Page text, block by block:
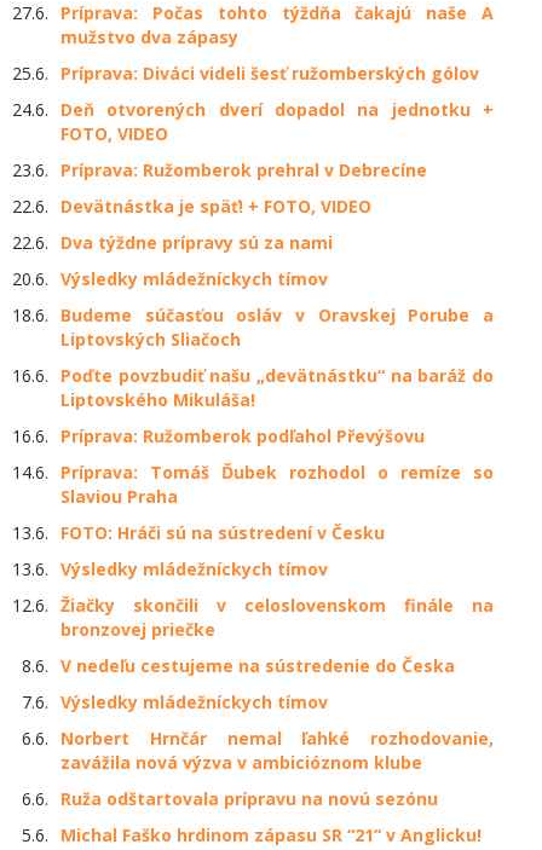
27.6.
Príprava: Počas tohto týždňa čakajú naše A
mužstvo dva zápasy
25.6.
Príprava: Diváci videli šesť ružomberských gólov
24.6.
Deň otvorených dverí dopadol na jednotku +
FOTO, VIDEO
23.6.
Príprava: Ružomberok prehral v Debrecíne
22.6.
Devätnástka je späť! + FOTO, VIDEO
22.6.
Dva týždne prípravy sú za nami
20.6. Výsledky mládežníckych tímov
18.6.
Budeme súčasťou osláv v Oravskej Porube a
Liptovských Sliačoch
16.6.
Poďte povzbudiť našu „devätnástku“ na baráž do
Liptovského Mikuláša!
16.6.
Príprava: Ružomberok podľahol Převýšovu
14.6.
Príprava: Tomáš Ďubek rozhodol o remíze so
Slaviou Praha
13.6.
FOTO: Hráči sú na sústredení v Česku
13.6. Výsledky mládežníckych tímov
12.6. Žiačky skončili v celoslovenskom finále na
bronzovej priečke
8.6. V nedeľu cestujeme na sústredenie do Česka
7.6. Výsledky mládežníckych tímov
6.6.
Norbert Hrnčár nemal ľahké rozhodovanie,
zavážila nová výzva v ambicióznom klube
6.6.
Ruža odštartovala prípravu na novú sezónu
5.6.
Michal Faško hrdinom zápasu SR “21“ v Anglicku!